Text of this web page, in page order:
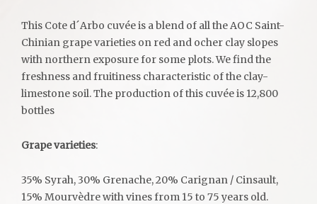
This Cote d´Arbo cuvée is a blend of all the AOC Saint-
Chinian grape varieties on red and ocher clay slopes
with northern exposure for some plots. We find the
freshness and fruitiness characteristic of the clay-
limestone soil. The production of this cuvée is 12,800
bottles
Grape varieties:
35% Syrah, 30% Grenache, 20% Carignan / Cinsault,
15% Mourvèdre with vines from 15 to 75 years old.